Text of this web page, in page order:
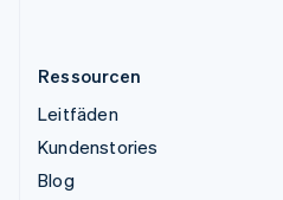
Ressourcen
Leitfäden
Kundenstories
Blog